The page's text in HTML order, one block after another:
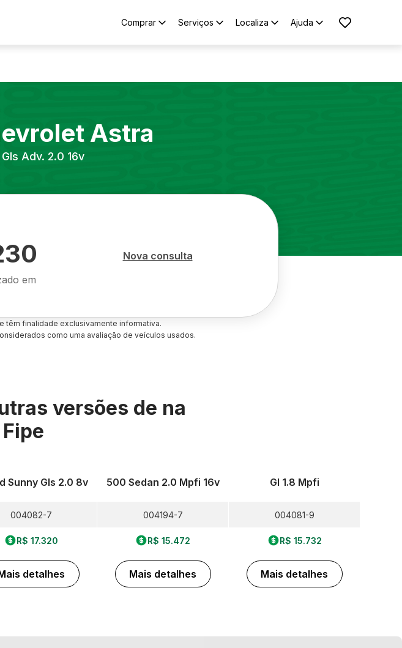
Comprar Serviços Localiza Ajuda
Astra
Adv. 2.0 16v
em
Nova consulta
têm finalidade exclusivamente informativa.
como uma avaliação de veículos usados.
versões de na
Sunny Gls 2.0 8v
004082-7
R$ 17.320
detalhes
500 Sedan 2.0 Mpfi 16v
004194-7
R$ 15.472
Mais detalhes
Gl 1.8 Mpfi
004081-9
R$ 15.732
Mais detalhes